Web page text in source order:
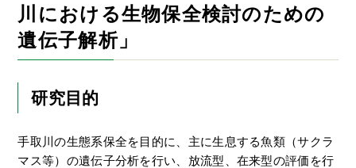
川における生物保全検討のための
遺伝子解析」
研究目的
手取川の生態系保全を目的に、主に生息する魚類（サクラ
マス等）の遺伝子分析を行い、放流型、在来型の評価を行